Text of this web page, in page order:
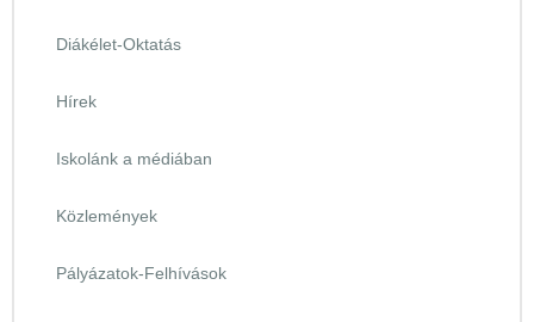
Diákélet-Oktatás
Hírek
Iskolánk a médiában
Közlemények
Pályázatok-Felhívások